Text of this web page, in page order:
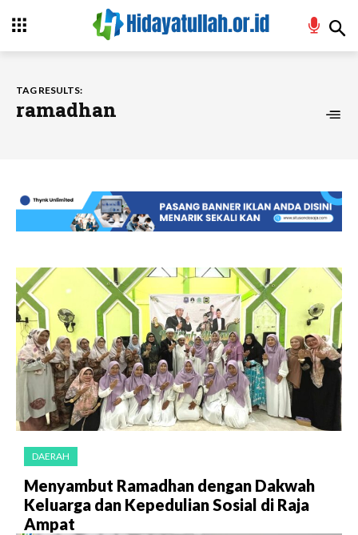
TAG RESULTS:
ramadhan
DAERAH
Menyambut Ramadhan dengan Dakwah
Keluarga dan Kepedulian Sosial di Raja
Ampat